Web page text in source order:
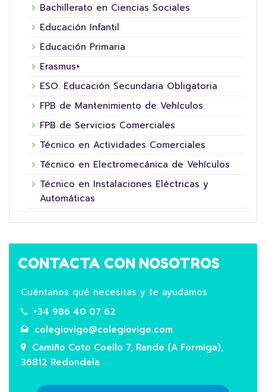
Bachillerato en Ciencias Sociales
Educación Infantil
Educación Primaria
Erasmus+
ESO. Educación Secundaria Obligatoria
FPB de Mantenimiento de Vehículos
FPB de Servicios Comerciales
Técnico en Actividades Comerciales
Técnico en Electromecánica de Vehículos
Técnico en Instalaciones Eléctricas y
Automáticas
CONTACTA CON NOSOTROS
Cuéntanos qué necesitas y te ayudamos
+34 986 40 07 62
colegiovigo@colegiovigo.com
Camiño Coto Coello 7, Rande (A Formiga),
36812 Redondela